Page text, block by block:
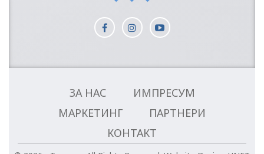
ЗА НАС
ИМПРЕСУМ
МАРКЕТИНГ
ПАРТНЕРИ
КОНТАКТ